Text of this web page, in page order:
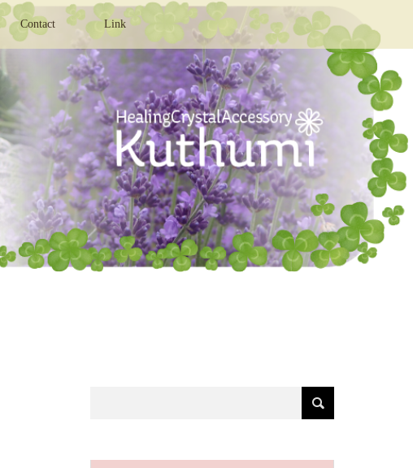
Contact Link